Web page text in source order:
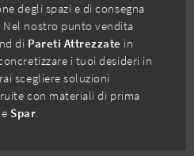
degli spazi e di consegna
nostro punto vendita
di Pareti Attrezzate in
i tuoi desideri in
scegliere soluzioni
con materiali di prima
Spar